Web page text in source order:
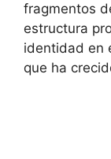
fragmentos
estructura
identidad en
que ha